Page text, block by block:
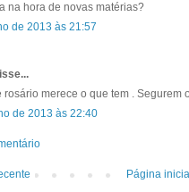
na hora de novas matérias?
de 2013 às 21:57
rosário merece o que tem . Segurem
de 2013 às 22:40
Página inicial